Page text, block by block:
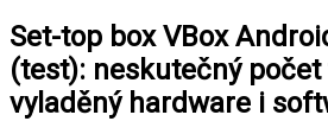
Set-top box VBox
(test): neskutečný počet
vyladěný hardware i